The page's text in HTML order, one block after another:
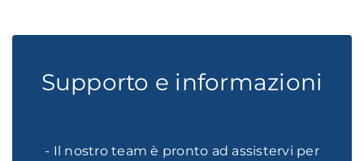
Supporto e informazioni
- Il nostro team è pronto ad assistervi per